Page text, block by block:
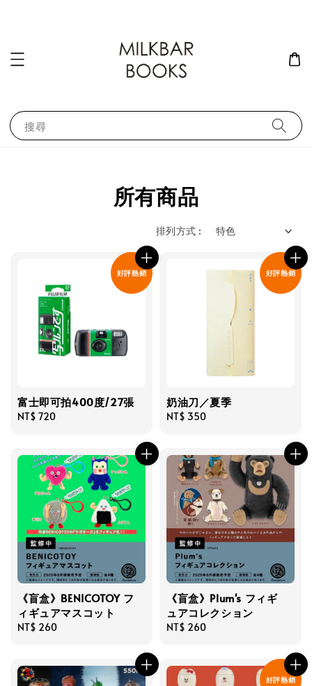
搜尋
所有商品
排列方式 :
好評熱銷
富士即可拍400度/27張
Regular
NT$ 720
好評熱銷
奶油刀／夏季
Regular
NT$ 350
《盲盒》BENICOTOY フ
ィギュアマスコット
Regular
NT$ 260
《盲盒》Plum's フィギ
ュアコレクション
Regular
NT$ 260
好評熱銷